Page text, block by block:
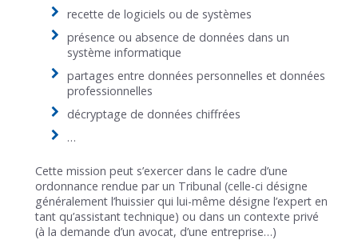
recette de logiciels ou de systèmes
présence ou absence de données dans un
système informatique
partages entre données personnelles et données
professionnelles
décryptage de données chiffrées
…
Cette mission peut s’exercer dans le cadre d’une
ordonnance rendue par un Tribunal (celle-ci désigne
généralement l’huissier qui lui-même désigne l’expert en
tant qu’assistant technique) ou dans un contexte privé
(à la demande d’un avocat, d’une entreprise…)